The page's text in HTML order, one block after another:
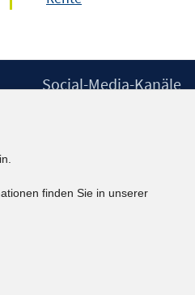
Social-Media-Kanäle
kununu
finden Sie in unserer